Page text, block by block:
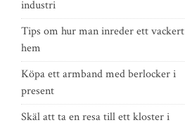
industri
Tips om hur man inreder ett vackert
hem
Köpa ett armband med berlocker i
present
Skäl att ta en resa till ett kloster i